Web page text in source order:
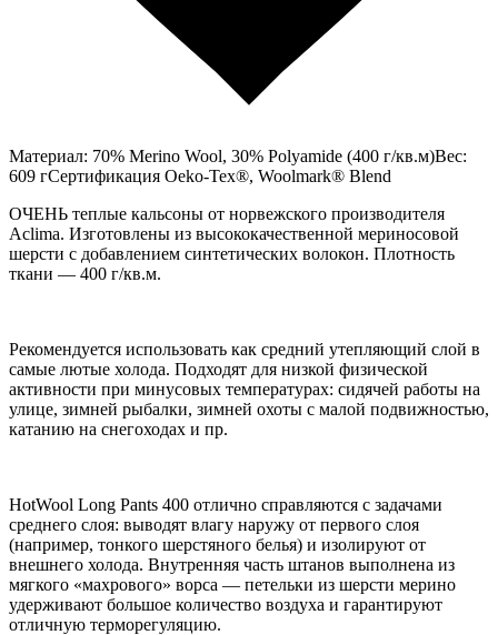
Материал: 70% Merino Wool, 30% Polyamide (400 г/кв.м)Вес:
609 гСертификация Oeko-Tex®, Woolmark® Blend
ОЧЕНЬ теплые кальсоны от норвежского производителя
Aclima. Изготовлены из высококачественной мериносовой
шерсти с добавлением синтетических волокон. Плотность
ткани — 400 г/кв.м.
Рекомендуется использовать как средний утепляющий слой в
самые лютые холода. Подходят для низкой физической
активности при минусовых температурах: сидячей работы на
улице, зимней рыбалки, зимней охоты с малой подвижностью,
катанию на снегоходах и пр.
HotWool Long Pants 400 отлично справляются с задачами
среднего слоя: выводят влагу наружу от первого слоя
(например, тонкого шерстяного белья) и изолируют от
внешнего холода. Внутренняя часть штанов выполнена из
мягкого «махрового» ворса — петельки из шерсти мерино
удерживают большое количество воздуха и гарантируют
отличную терморегуляцию.